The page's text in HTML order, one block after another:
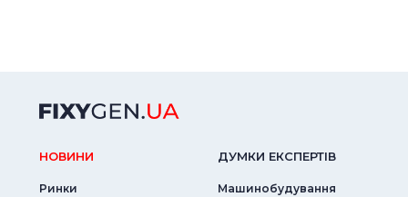
НОВИНИ
Ринки
ДУМКИ ЕКСПЕРТIВ
Машинобудування